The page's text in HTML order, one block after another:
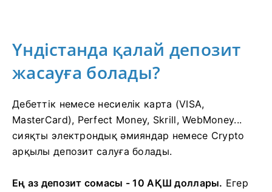
Үндістанда қалай депозит
жасауға болады?
Дебеттік немесе несиелік карта (VISA,
MasterCard), Perfect Money, Skrill, WebMoney...
сияқты электрондық әмияндар немесе Crypto
арқылы депозит салуға болады.
Ең аз депозит сомасы - 10 АҚШ доллары. Егер